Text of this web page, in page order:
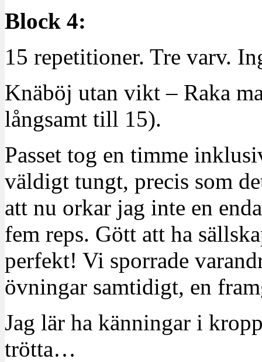
Block 4:
15 repetitioner. Tre varv.
Knäböj utan vikt – Raka
långsamt till 15).
Passet tog en timme
väldigt tungt, precis som
att nu orkar jag inte en
fem reps. Gött att ha
perfekt! Vi sporrade
övningar samtidigt, en
Jag lär ha känningar i
trötta…